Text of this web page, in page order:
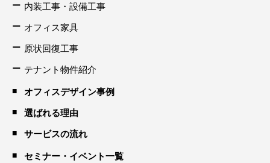
内装工事・設備工事
オフィス家具
原状回復工事
テナント物件紹介
オフィスデザイン事例
選ばれる理由
サービスの流れ
セミナー・イベント一覧